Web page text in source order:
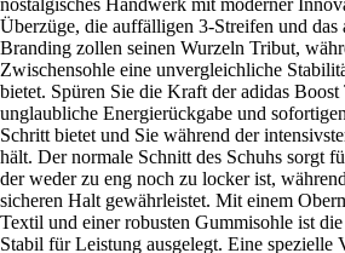
Überzüge, die auffälligen 3-Streifen und das
Branding zollen seinen Wurzeln Tribut,
Zwischensohle eine unvergleichliche
bietet. Spüren Sie die Kraft der adidas
unglaubliche Energierückgabe und
Schritt bietet und Sie während der
hält. Der normale Schnitt des Schuhs sorgt
der weder zu eng noch zu locker ist,
sicheren Halt gewährleistet. Mit einem
Textil und einer robusten Gummisohle ist
Stabil für Leistung ausgelegt. Eine spezielle